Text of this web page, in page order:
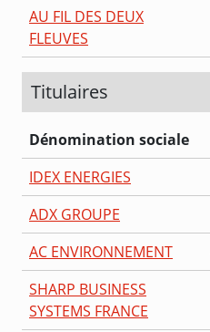
AU FIL DES DEUX
FLEUVES
Titulaires
Dénomination sociale
IDEX ENERGIES
ADX GROUPE
AC ENVIRONNEMENT
SHARP BUSINESS
SYSTEMS FRANCE